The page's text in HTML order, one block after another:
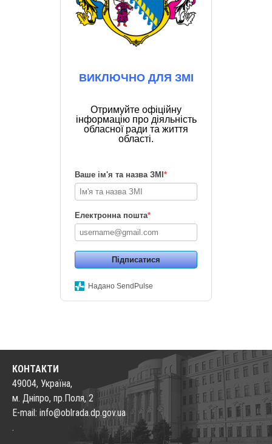
ВИКЛЮЧНО ДЛЯ ЗМІ
Отримуйте офіційну
інформацію про діяльність
обласної ради та життя
області.
Ваше ім'я та назва ЗМІ *
Електронна пошта*
Підписатися
Надано SendPulse
КОНТАКТИ
49004, Україна,
м. Дніпро, пр.Поля, 2
E-mail: info@oblrada.dp.gov.ua
.